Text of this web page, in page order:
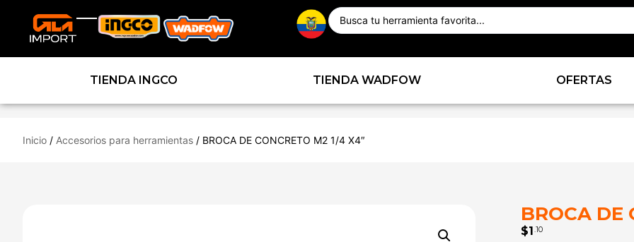
TIENDA INGCO TIENDA WADFOW OFERTAS
Inicio / Accesorios para herramientas / BROCA DE CONCRETO M2 1/4 X4″
BROCA DE
$1.10